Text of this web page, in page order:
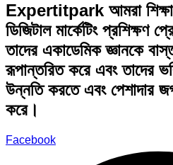
Expertitpark আমরা
ডিজিটাল মার্কেটিং প্রশিক্ষণ
তাদের একাডেমিক জ্ঞানকে
রূপান্তরিত করে এবং তাদের
উন্নতি করতে এবং পেশাদার
করে।
Facebook